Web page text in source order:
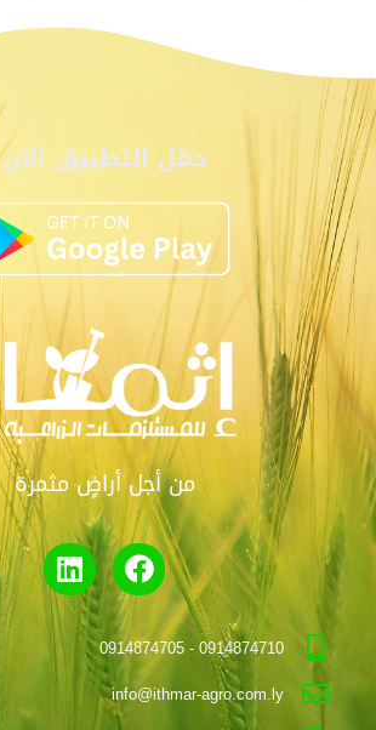
حمّل التطبيق الآن
من أجل أراضٍ مثمرة
0914874710 - 0914874705
info@ithmar-agro.com.ly